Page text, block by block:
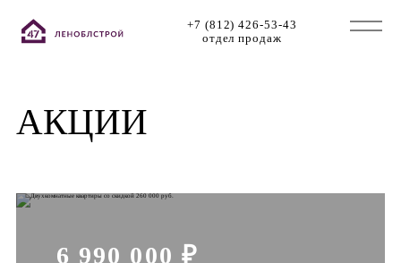
+7 (812) 426-53-43
отдел продаж
АКЦИИ
6 990 000 ₽